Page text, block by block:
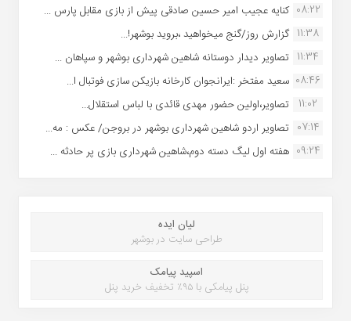
08:22 کنایه عجیب امیر حسین صادقی پیش از بازی مقابل پارس ...
11:38 گزارش روز/گنج میخواهید ،بروید بوشهر!...
11:34 تصاویر دیدار دوستانه شاهین شهردارى بوشهر و سپاهان ...
08:46 سعید مفتخر :ایرانجوان کارخانه بازیکن سازی فوتبال ا...
11:02
تصاویر،اولین حضور مهدی قائدی با لباس استقلال...
07:14 تصاویر اردو شاهین شهرداری بوشهر در بروجن/ عکس : مه...
09:24 هفته اول لیگ دسته دوم،شاهین شهرداری بازی پر حادثه ...
لیان ایده
طراحی سایت در بوشهر
اسپید پیامک
پنل پیامکی با ۹۵٪ تخفیف خرید پنل